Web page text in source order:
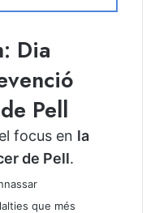
Dia
Pell
focus en la
de Pell.
que més